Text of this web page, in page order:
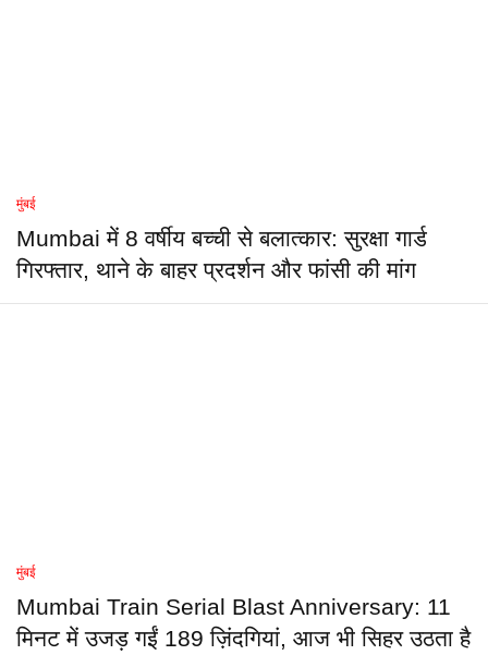
मुंबई
Mumbai में 8 वर्षीय बच्ची से बलात्कार: सुरक्षा गार्ड
गिरफ्तार, थाने के बाहर प्रदर्शन और फांसी की मांग
मुंबई
Mumbai Train Serial Blast Anniversary: 11
मिनट में उजड़ गईं 189 ज़िंदगियां, आज भी सिहर उठता है